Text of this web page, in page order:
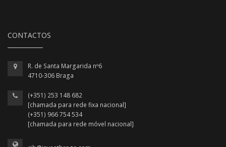
CONTACTOS
R. de Santa Margarida nº6
4710-306 Braga
(+351) 253 148 682
[chamada para rede fixa nacional]
(+351) 966 754 534
[chamada para rede móvel nacional]